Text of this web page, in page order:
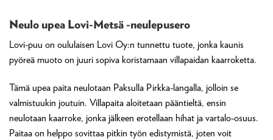
Neulo upea Lovi-Metsä -neulepusero
Lovi-puu on oululaisen Lovi Oy:n tunnettu tuote, jonka kaunis
pyöreä muoto on juuri sopiva koristamaan villapaidan kaarroketta.
Tämä upea paita neulotaan Paksulla Pirkka-langalla, jolloin se
valmistuukin joutuin. Villapaita aloitetaan pääntieltä, ensin
neulotaan kaarroke, jonka jälkeen erotellaan hihat ja vartalo-osuus.
Paitaa on helppo sovittaa pitkin työn edistymistä, joten voit